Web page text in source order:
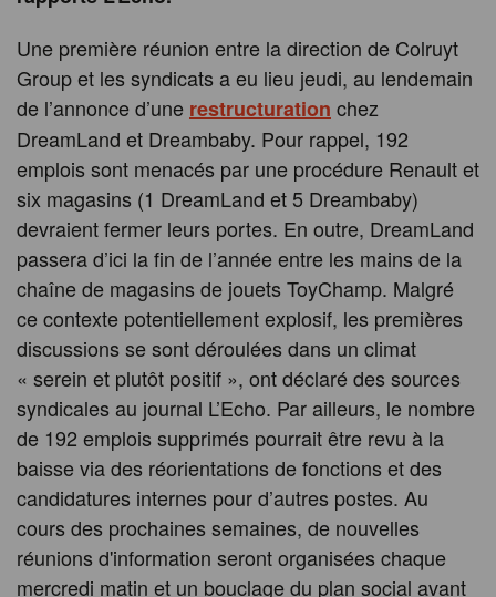
Une première réunion entre la direction de Colruyt
Group et les syndicats a eu lieu jeudi, au lendemain
de l’annonce d’une restructuration chez
DreamLand et Dreambaby. Pour rappel, 192
emplois sont menacés par une procédure Renault et
six magasins (1 DreamLand et 5 Dreambaby)
devraient fermer leurs portes. En outre, DreamLand
passera d’ici la fin de l’année entre les mains de la
chaîne de magasins de jouets ToyChamp. Malgré
ce contexte potentiellement explosif, les premières
discussions se sont déroulées dans un climat
« serein et plutôt positif », ont déclaré des sources
syndicales au journal L’Echo. Par ailleurs, le nombre
de 192 emplois supprimés pourrait être revu à la
baisse via des réorientations de fonctions et des
candidatures internes pour d’autres postes. Au
cours des prochaines semaines, de nouvelles
réunions d'information seront organisées chaque
mercredi matin et un bouclage du plan social avant